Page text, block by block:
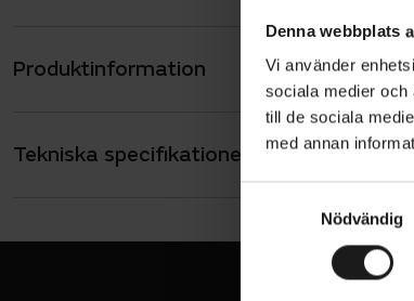
Denna webbplats
Vi använder
sociala medier och
till de sociala
med annan
m
Nödvändig
Produktinformation
Tekniska specifikationer